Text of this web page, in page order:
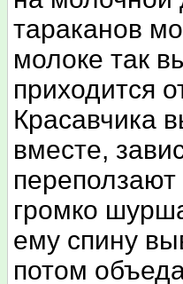
тараканов
молоке так
приходится
Красавчика
вместе,
переползают
громко
ему спину
потом